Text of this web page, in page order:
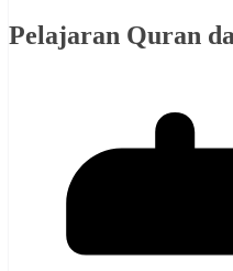
Pelajaran Quran